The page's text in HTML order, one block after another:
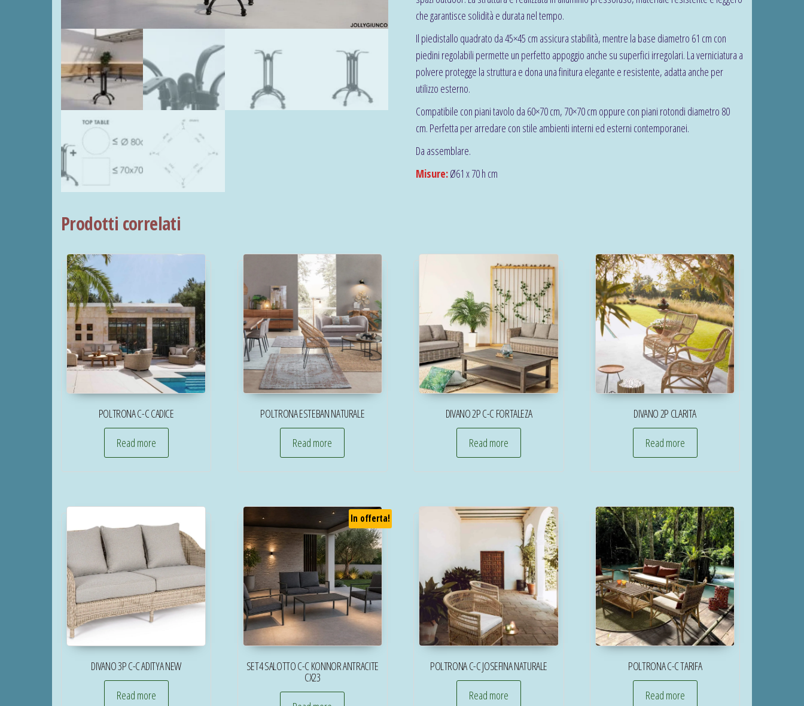
che garantisce solidità e durata nel tempo.
Il piedistallo quadrato da 45×45 cm assicura stabilità, mentre la base diametro 61 cm con
piedini regolabili permette un perfetto appoggio anche su superfici irregolari. La verniciatura a
polvere protegge la struttura e dona una finitura elegante e resistente, adatta anche per
utilizzo esterno.
Compatibile con piani tavolo da 60×70 cm, 70×70 cm oppure con piani rotondi diametro 80
cm. Perfetta per arredare con stile ambienti interni ed esterni contemporanei.
Da assemblare.
Misure:Ø61 x 70 h cm
Prodotti correlati
POLTRONA C-C CADICE
Read more
POLTRONA ESTEBAN NATURALE
Read more
DIVANO 2P C-C FORTALEZA
Read more
DIVANO 2P CLARITA
Read more
DIVANO 3P C-C ADITYA NEW
Read more
In offerta!
SET4 SALOTTO C-C KONNOR ANTRACITE
CX23
POLTRONA C-C JOSEFINA NATURALE
Read more
POLTRONA C-C TARIFA
Read more